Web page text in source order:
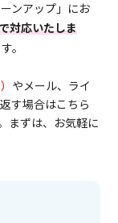
ンアップ」にお
対応いたしま
。
やメール、ライ
す場合はこちら
まずは、お気軽に